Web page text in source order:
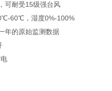
可耐受15级强台风
60℃，湿度0%-100%
年的原始监测数据